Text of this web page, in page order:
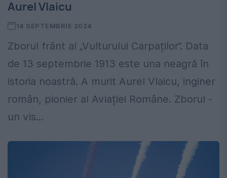
Aurel Vlaicu
14 SEPTEMBRIE 2024
Zborul frânt al „Vulturului Carpaților”. Data
de 13 septembrie 1913 este una neagră în
istoria noastră. A murit Aurel Vlaicu, inginer
român, pionier al Aviației Române. Zborul -
un vis...